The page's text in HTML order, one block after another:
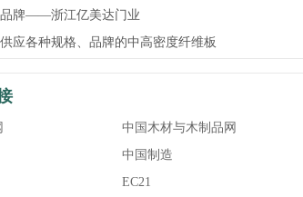
牌——浙江亿美达门业
应各种规格、品牌的中高密度纤维板
中国木材与木制品网
中国制造
EC21